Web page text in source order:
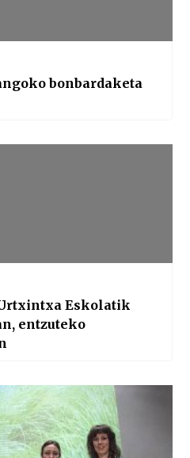
bonbardaketa
Urtxintxa Eskolatik
entzuteko